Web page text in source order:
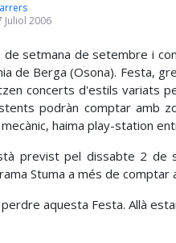
Juliol 2006
de setmana de setembre i
de Berga (Osona). Festa,
concerts d'estils variats
podràn comptar amb
haima play-station
previst pel dissabte 2 de
Stuma a més de comptar
aquesta Festa. Allà